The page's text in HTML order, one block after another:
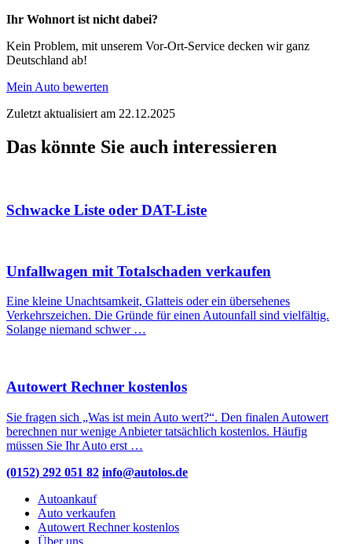
Ihr Wohnort ist nicht dabei?
Kein Problem, mit unserem Vor-Ort-Service decken wir ganz
Deutschland ab!
Mein Auto bewerten
Zuletzt aktualisiert am 22.12.2025
Das könnte Sie auch interessieren
Schwacke Liste oder DAT-Liste
Unfallwagen mit Totalschaden verkaufen
Eine kleine Unachtsamkeit, Glatteis oder ein übersehenes
Verkehrszeichen. Die Gründe für einen Autounfall sind vielfältig.
Solange niemand schwer …
Autowert Rechner kostenlos
Sie fragen sich „Was ist mein Auto wert?“. Den finalen Autowert
berechnen nur wenige Anbieter tatsächlich kostenlos. Häufig
müssen Sie Ihr Auto erst …
(0152) 292 051 82 info@autolos.de
Autoankauf
Auto verkaufen
Autowert Rechner kostenlos
Über uns